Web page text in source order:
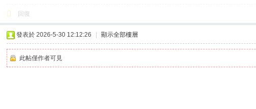
回復
發表於 2026-5-30 12:12:26 顯示全部樓層
此帖僅作者可見